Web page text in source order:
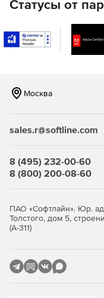
Статусы от
Москва
sales.r@softline.com
8 (495) 232-00-60
8 (800) 200-08-60
ПАО «Софтлайн». Юр.
Толстого, дом 5,
(А-311)